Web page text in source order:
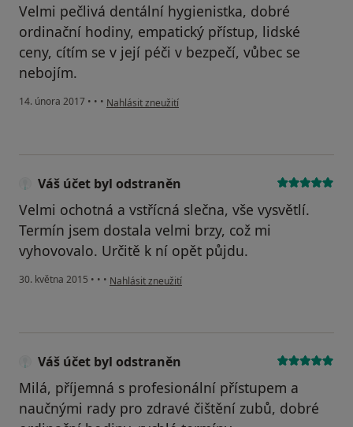
Velmi pečlivá dentální hygienistka, dobré
ordinační hodiny, empatický přístup, lidské
ceny, cítím se v její péči v bezpečí, vůbec se
nebojím.
14. února 2017 • • • podle názoru uživatele Váš účet byl odstraněn
Nahlásit zneužití
Váš účet byl odstraněn
Velmi ochotná a vstřícná slečna, vše vysvětlí.
Termín jsem dostala velmi brzy, což mi
vyhovovalo. Určitě k ní opět půjdu.
30. května 2015 • • • podle názoru uživatele Váš účet byl odstraněn
Nahlásit zneužití
Váš účet byl odstraněn
Milá, příjemná s profesionální přístupem a
naučnými rady pro zdravé čištění zubů, dobré